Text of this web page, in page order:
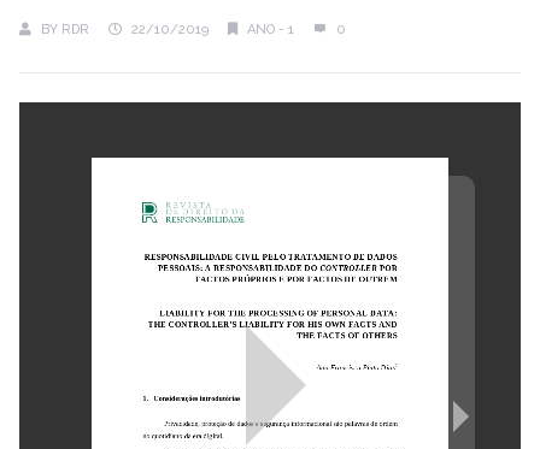
BY RDR 22/10/2019 ANO - 1 0